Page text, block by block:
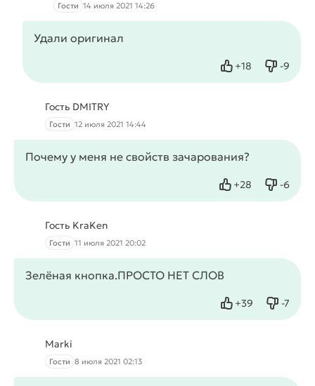
Гости 14 июля 2021 14:26
Удали оригинал
+18
Нравится -9
Не
Гость DMITRY
Гости 12 июля 2021 14:44
Почему у меня не свойств зачарования?
+28
Нравится -6
Не
Гость KraKen
Гости 11 июля 2021 20:02
Зелёная кнопка.ПРОСТО НЕТ СЛОВ
+39
Нравится -7
Не
Marki
Гости 8 июля 2021 02:13